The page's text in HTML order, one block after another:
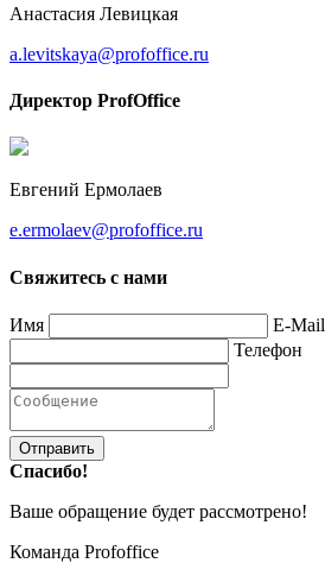
Анастасия Левицкая
a.levitskaya@profoffice.ru
Директор ProfOffice
Евгений Ермолаев
e.ermolaev@profoffice.ru
Свяжитесь с нами
Имя
E-Mail
Телефон
Отправить
Спасибо!
Ваше обращение будет рассмотрено!
Команда Profoffice